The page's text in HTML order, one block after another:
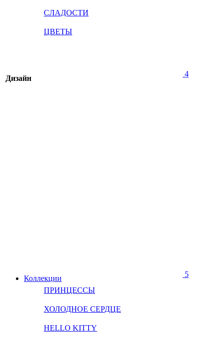
СЛАДОСТИ
ЦВЕТЫ
Коллекции
ПРИНЦЕССЫ
ХОЛОДНОЕ СЕРДЦЕ
HELLO KITTY
Дизайн
4
5